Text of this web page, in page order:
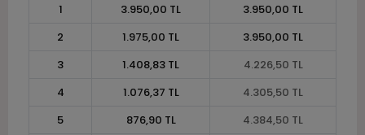
1
3.950,00 TL
3.950,00 TL
2
1.975,00 TL
3.950,00 TL
3
1.408,83 TL
4.226,50 TL
4
1.076,37 TL
4.305,50 TL
5
876,90 TL
4.384,50 TL